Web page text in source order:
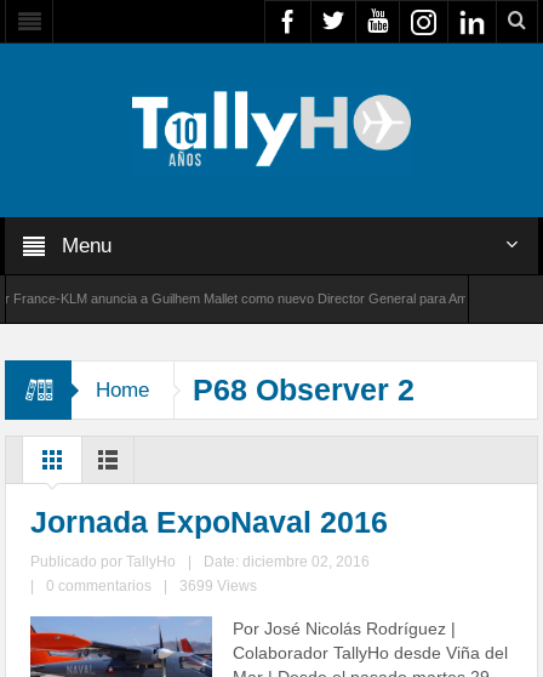
Menu
KLM anuncia a Guilhem Mallet como nuevo Director General para América Latina
Home P68 Observer 2
Jornada ExpoNaval 2016
Publicado porTallyHo
Date: diciembre 02, 2016
0 commentarios 3699 Views
Por José Nicolás Rodríguez |
Colaborador TallyHo desde Viña del